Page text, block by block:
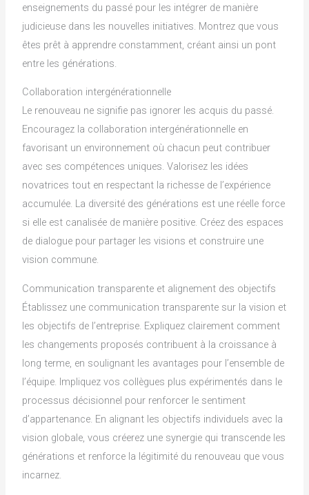
enseignements du passé pour les intégrer de manière
judicieuse dans les nouvelles initiatives. Montrez que vous
êtes prêt à apprendre constamment, créant ainsi un pont
entre les générations.
Collaboration intergénérationnelle
Le renouveau ne signifie pas ignorer les acquis du passé.
Encouragez la collaboration intergénérationnelle en
favorisant un environnement où chacun peut contribuer
avec ses compétences uniques. Valorisez les idées
novatrices tout en respectant la richesse de l’expérience
accumulée. La diversité des générations est une réelle force
si elle est canalisée de manière positive. Créez des espaces
de dialogue pour partager les visions et construire une
vision commune.
Communication transparente et alignement des objectifs
Établissez une communication transparente sur la vision et
les objectifs de l’entreprise. Expliquez clairement comment
les changements proposés contribuent à la croissance à
long terme, en soulignant les avantages pour l’ensemble de
l’équipe. Impliquez vos collègues plus expérimentés dans le
processus décisionnel pour renforcer le sentiment
d’appartenance. En alignant les objectifs individuels avec la
vision globale, vous créerez une synergie qui transcende les
générations et renforce la légitimité du renouveau que vous
incarnez.